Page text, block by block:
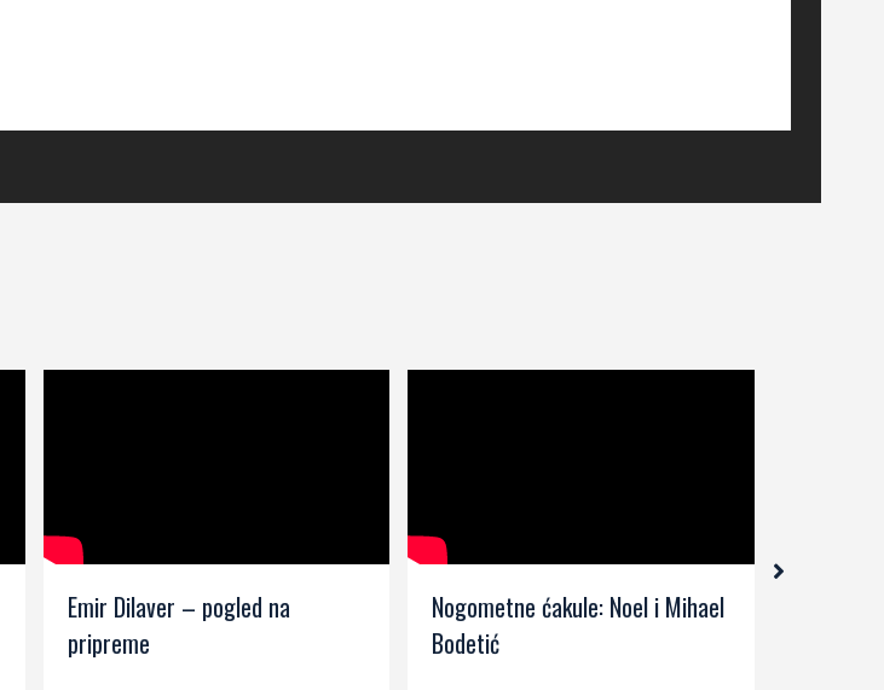
Emir Dilaver – pogled na
pripreme
Nogometne ćakule: Noel i Mihael
Bodetić